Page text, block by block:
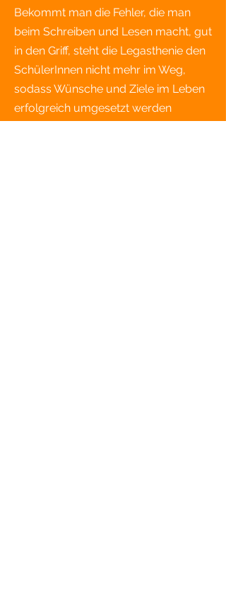
Bekommt man die Fehler, die man
beim Schreiben und Lesen macht, gut
in den Griff, steht die Legasthenie den
SchülerInnen nicht mehr im Weg,
sodass Wünsche und Ziele im Leben
erfolgreich umgesetzt werden